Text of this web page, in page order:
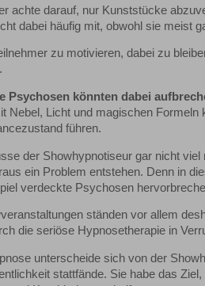
achte darauf, nur Kunststücke
dabei häufig mit, obwohl sie meist
zu motivieren, dabei zu
Psychosen könnten dabei
Nebel, Licht und magischen
führen.
der Showhypnotiseur gar nicht
ein Problem entstehen. Denn in
verdeckte Psychosen
ständen vor allem
die seriöse Hypnosetherapie in
unterscheide sich von der
stattfände. Sie habe das